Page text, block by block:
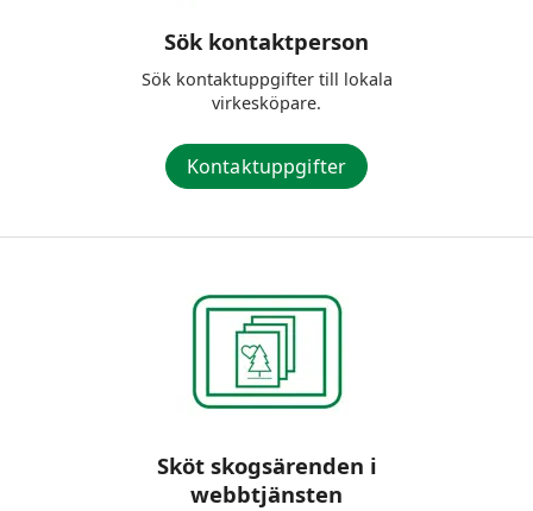
Sök kontaktperson
Sök kontaktuppgifter till lokala
virkesköpare.
Kontaktuppgifter
Sköt skogsärenden i
webbtjänsten